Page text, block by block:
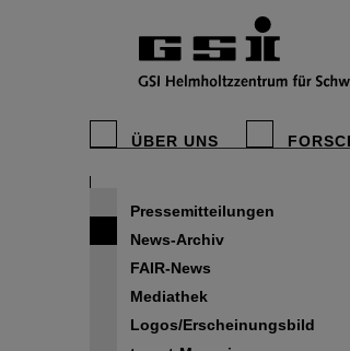
ÜBER UNS
Pressemitteilungen
News-Archiv
FAIR-News
Mediathek
Logos/Erscheinungsbild